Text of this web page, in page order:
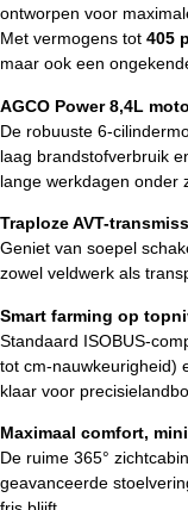
ontworpen voor
Met vermogens tot 405
maar ook een
AGCO Power 8,4L
De robuuste 6-
laag brandstofverbruik
lange werkdagen onder
Traploze AVT-
Geniet van soepel
zowel veldwerk als
Smart farming op
Standaard ISOBUS-
tot cm-nauwkeurigheid)
klaar voor
Maximaal comfort,
De ruime 365°
geavanceerde